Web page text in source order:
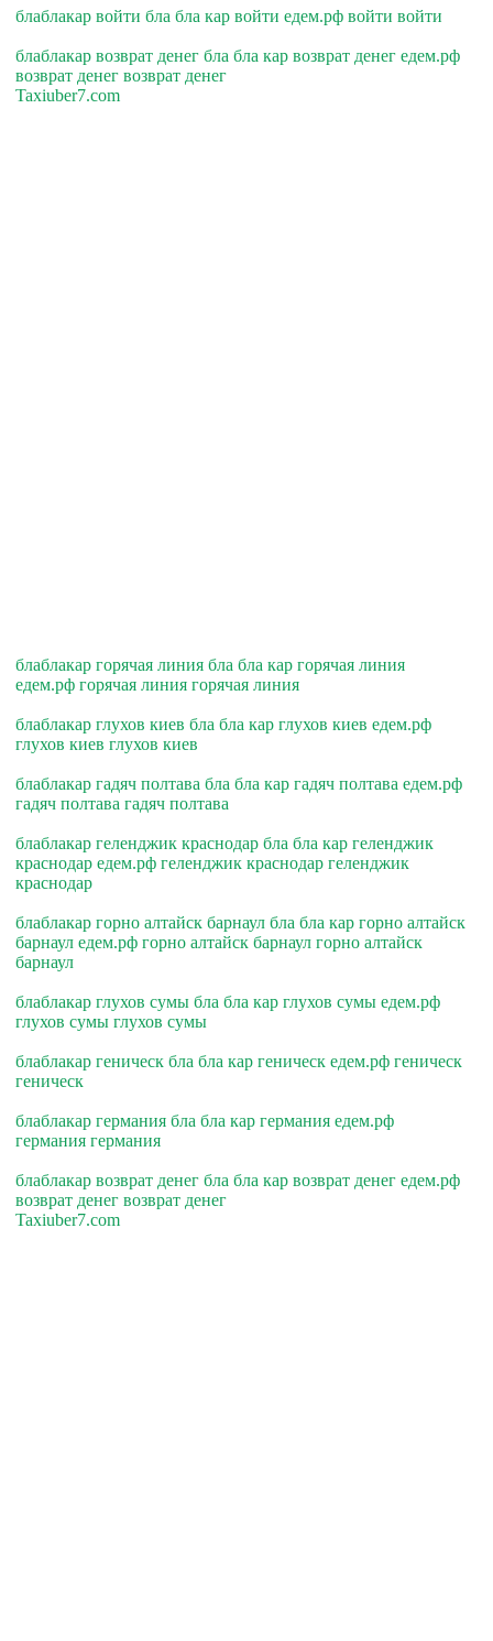
блаблакар войти бла бла кар войти едем.рф войти войти
блаблакар возврат денег бла бла кар возврат денег едем.рф
возврат денег возврат денег
Taxiuber7.com
блаблакар горячая линия бла бла кар горячая линия
едем.рф горячая линия горячая линия
блаблакар глухов киев бла бла кар глухов киев едем.рф
глухов киев глухов киев
блаблакар гадяч полтава бла бла кар гадяч полтава едем.рф
гадяч полтава гадяч полтава
блаблакар геленджик краснодар бла бла кар геленджик
краснодар едем.рф геленджик краснодар геленджик
краснодар
блаблакар горно алтайск барнаул бла бла кар горно алтайск
барнаул едем.рф горно алтайск барнаул горно алтайск
барнаул
блаблакар глухов сумы бла бла кар глухов сумы едем.рф
глухов сумы глухов сумы
блаблакар геническ бла бла кар геническ едем.рф геническ
геническ
блаблакар германия бла бла кар германия едем.рф
германия германия
блаблакар возврат денег бла бла кар возврат денег едем.рф
возврат денег возврат денег
Taxiuber7.com